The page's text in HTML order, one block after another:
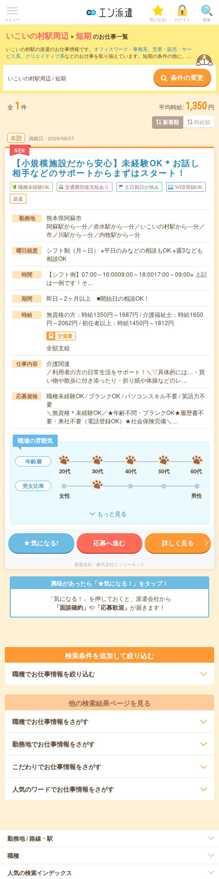
メニュー 気になる! ログイン 検索
いこいの村駅周辺 ×短期のお仕事一覧
いこいの村駅の派遣のお仕事情報です。 オフィスワーク・事務系、 営業・販売・サー
ビス系、 クリエイティブ系などのお仕事を取り揃えています。短期の条件の他に、 交
いこいの村駅周辺 / 短期 条件の変更
全 1 件 平均時給: 1,350 円
新着順 時給順
未読
NEW
掲載日 2026/08/07
【小規模施設だから安心】未経験OK＊お話し
相手などのサポートからまずはスタート！
職種未経験OK 交通費別途支給あり 土日祝日が休み WEB登録OK
派遣
勤務地
熊本県阿蘇市
阿蘇駅から---分／赤水駅から---分／いこいの村駅から---分／
市ノ川駅から---分／内牧駅から---分
曜日頻度
シフト制（月～日） ※平日のみなどの相談もOK ※週3なども
相談OK
時間
【シフト例】07:00～16:0009:00～18:0017:00～09:00※ 上記
は一例です！そ…
期間 即日～2ヶ月以上 ■開始日の相談OK！
時給
無資格の方：時給1350円～1687円 / 介護福祉士：時給1650
円～2062円 / 初任者以上：時給1450円～1812円
交通費
全額支給
仕事内容
介護関連
／利用者の方の日常生活をサポート！＼▽具体的には…・買
い物や散歩に付き添ったり・折り紙や体操などのレ…
応募資格
職種未経験OK / ブランクOK / パソコンスキル不要 / 英語力不
要
＼無資格＊未経験OK／★年齢不問・ブランクOK★履歴書不
要・来社不要（電話登録OK）★社会保険完備＼…
職場の雰囲気
年齢層
20代
30代 40代 50代
60代
男女比率
女性
男性
もっと見る
気になる! 応募へ進む 詳しく見る
派遣会社 株式会社ニッソーネット
興味があったら「★気になる！」をタップ！
「気になる！」を押しておくと、派遣会社から
「面談確約」 や 「応募歓迎」 が届きます！
検索条件を追加して絞り込む
職種でお仕事情報を絞り込む
他の検索結果ページを見る
職種でお仕事情報をさがす
勤務地でお仕事情報をさがす
こだわりでお仕事情報をさがす
人気のワードでお仕事情報をさがす
勤務地 / 路線・駅
職種
人気の検索インデックス